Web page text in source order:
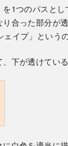
1つのパスとし
合った部分が
イプ」という
下が透けてい